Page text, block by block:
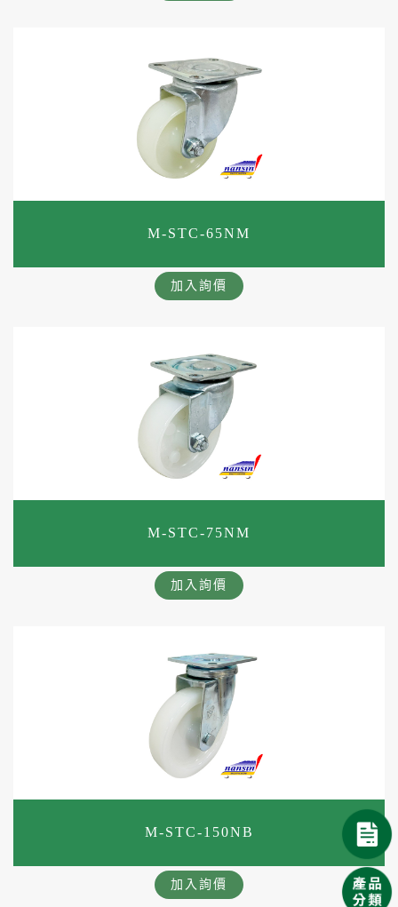
M-STC-65NM
加入詢價
M-STC-75NM
加入詢價
M-STC-150NB
加入詢價